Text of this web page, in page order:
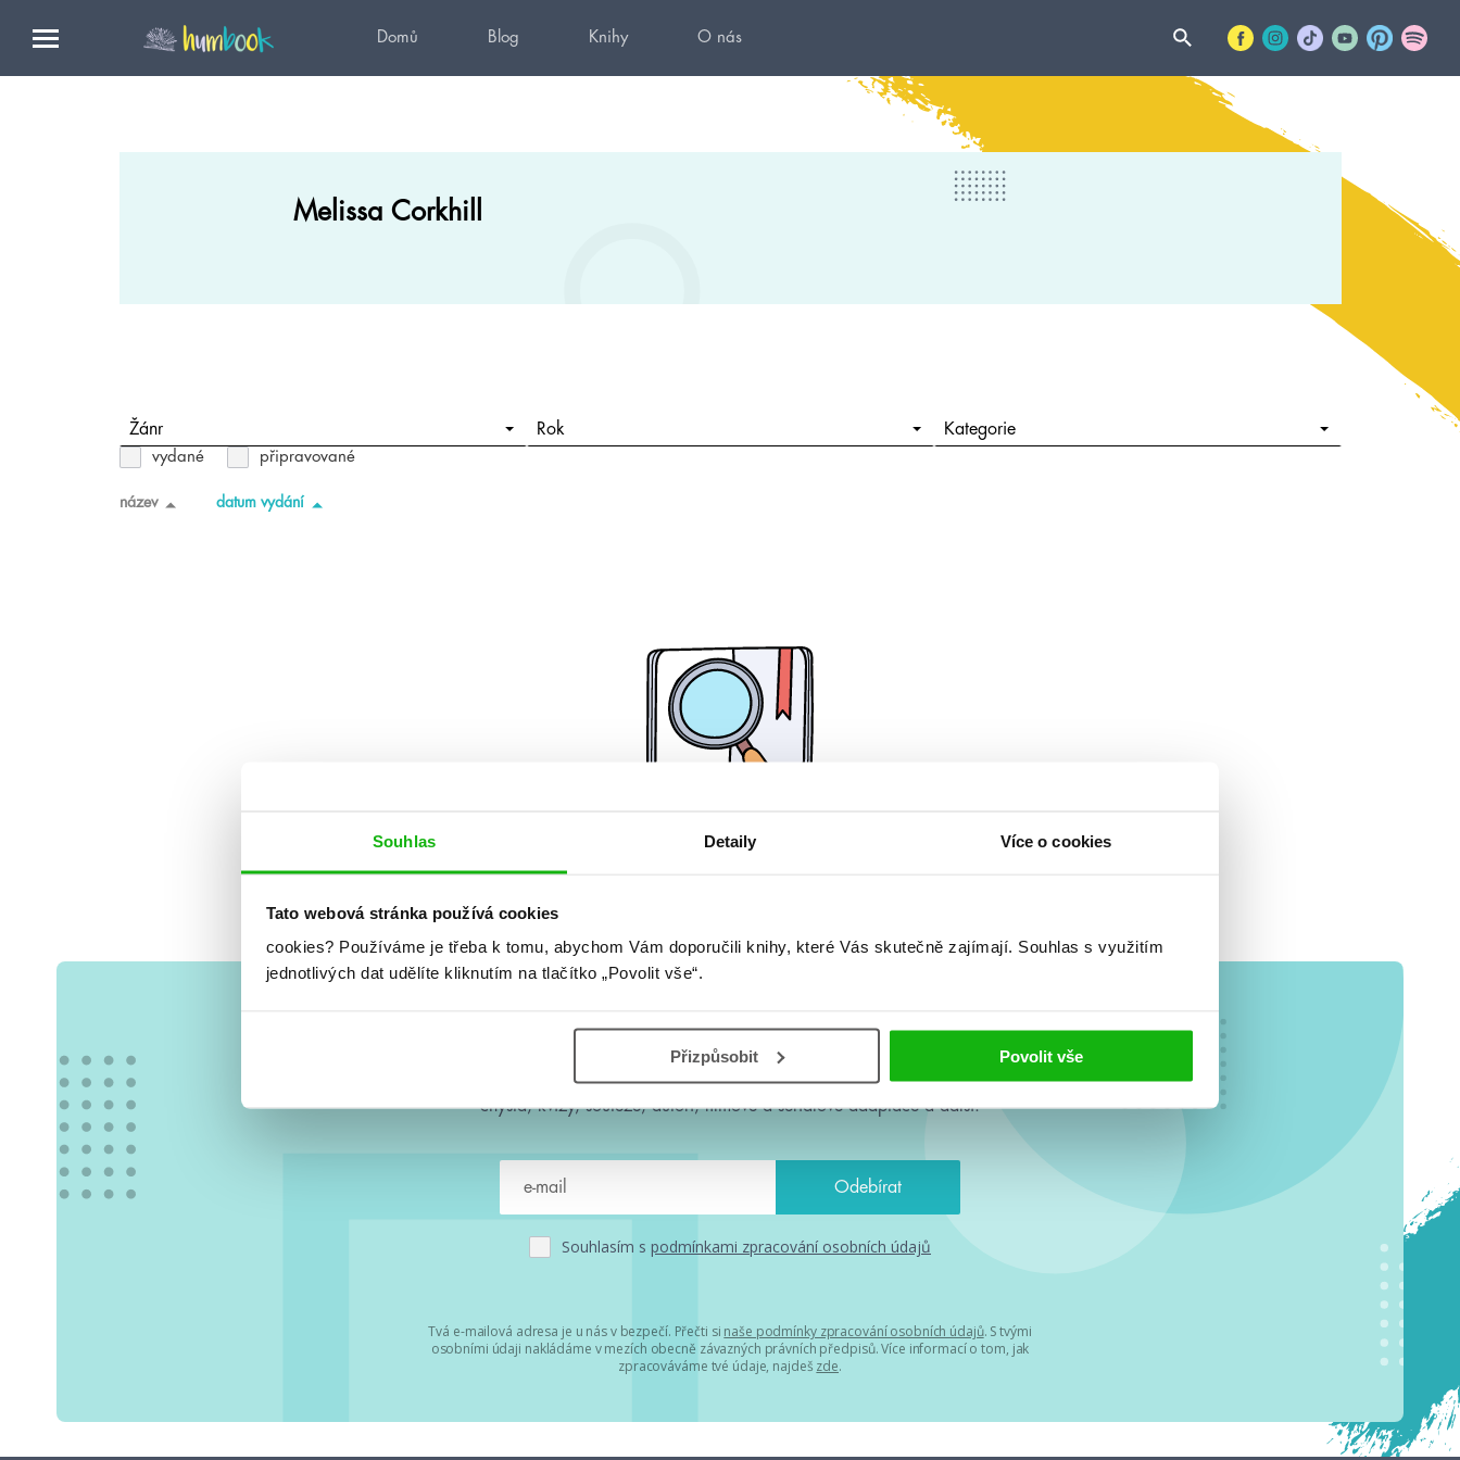
Souhlas Detaily Více o cookies
Tato webová stránka používá cookies
cookies? Používáme je třeba k tomu, abychom Vám doporučili knihy, které Vás skutečně zajímají. Souhlas s využitím
jednotlivých dat udělíte kliknutím na tlačítko „Povolit vše“.
Přizpůsobit Povolit vše
Domů Blog Knihy O nás
Melissa Corkhill
Žánr Rok Kategorie
vydané připravované
název datum vydání
#HumbookNews
Vše kolem #youngadult každý měsíc rovnou do mailu! Nové knihy, co se
chystá, kvízy, soutěže, autoři, filmové a seriálové adaptace a další.
Souhlasím s podmínkami zpracování osobních údajů
Tvá e-mailová adresa je u nás v bezpečí. Přečti si naše podmínky zpracování osobních údajů. S tvými
osobními údaji nakládáme v mezích obecně závazných právních předpisů. Více informací o tom, jak
zpracováváme tvé údaje, najdeš zde.